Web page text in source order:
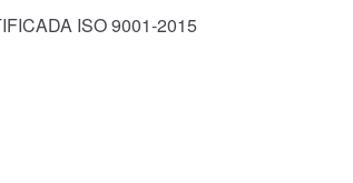
ISO 9001-2015